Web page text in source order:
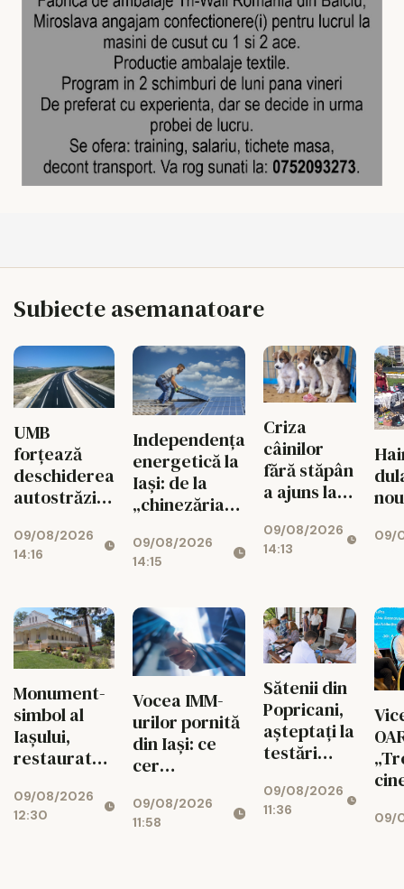
Subiecte asemanatoare
UMB
forțează
deschiderea
autostrăzii
la Bacău
09/08/2026
14:16
Independența
energetică la
Iași: de la
„chinezăria”
sistemul de
7.000 de euro
09/08/2026
14:15
Criza
câinilor
fără stăpân
a ajuns la
critic în
județul Iași
09/08/2026
14:13
09/
Monument-
simbol al
Iaşului,
restaurat
mai amplă
intervenţie
09/08/2026
12:30
Vocea IMM-
urilor pornită
din Iași: ce
cer
de la noul
buget UE
09/08/2026
11:58
Sătenii din
Popricani,
așteptați la
testări
gratuite
09/08/2026
11:36
09/